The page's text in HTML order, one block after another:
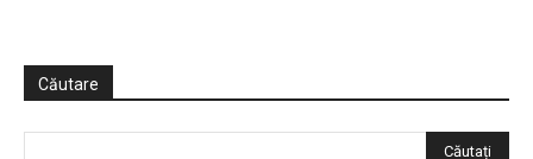
Căutare